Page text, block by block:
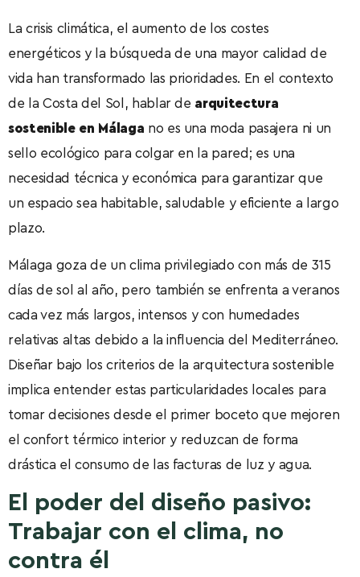
La crisis climática, el aumento de los costes
energéticos y la búsqueda de una mayor calidad de
vida han transformado las prioridades. En el contexto
de la Costa del Sol, hablar de arquitectura
sostenible en Málaga no es una moda pasajera ni un
sello ecológico para colgar en la pared; es una
necesidad técnica y económica para garantizar que
un espacio sea habitable, saludable y eficiente a largo
plazo.
Málaga goza de un clima privilegiado con más de 315
días de sol al año, pero también se enfrenta a veranos
cada vez más largos, intensos y con humedades
relativas altas debido a la influencia del Mediterráneo.
Diseñar bajo los criterios de la arquitectura sostenible
implica entender estas particularidades locales para
tomar decisiones desde el primer boceto que mejoren
el confort térmico interior y reduzcan de forma
drástica el consumo de las facturas de luz y agua.
El poder del diseño pasivo:
Trabajar con el clima, no
contra él